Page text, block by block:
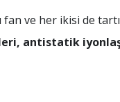
ve her ikisi de
antistatik